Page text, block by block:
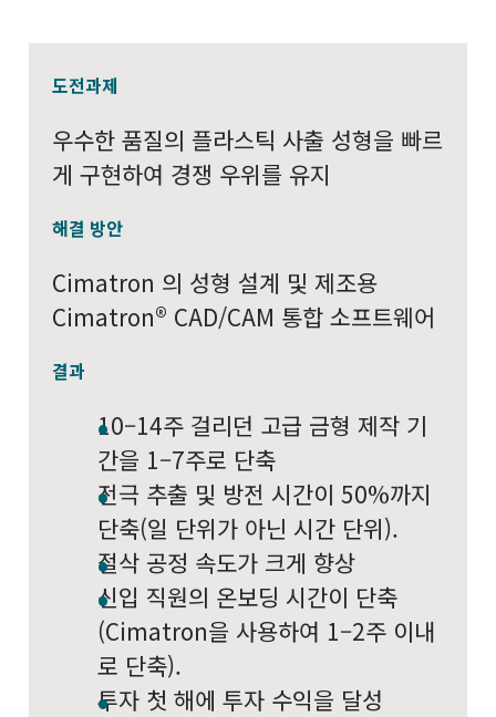
도전과제
우수한 품질의 플라스틱 사출 성형을 빠르
게 구현하여 경쟁 우위를 유지
해결 방안
Cimatron 의 성형 설계 및 제조용
Cimatron® CAD/CAM 통합 소프트웨어
결과
10–14주 걸리던 고급 금형 제작 기
간을 1–7주로 단축
전극 추출 및 방전 시간이 50%까지
단축(일 단위가 아닌 시간 단위).
절삭 공정 속도가 크게 향상
신입 직원의 온보딩 시간이 단축
(Cimatron을 사용하여 1–2주 이내
로 단축).
투자 첫 해에 투자 수익을 달성